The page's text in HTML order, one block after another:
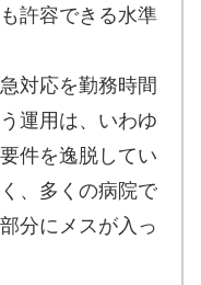
許容できる水準
対応を勤務時間
運用は、いわゆ
件を逸脱してい
、多くの病院で
分にメスが入っ